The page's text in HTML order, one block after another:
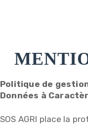
Politique de
Données à
SOS AGRI place la